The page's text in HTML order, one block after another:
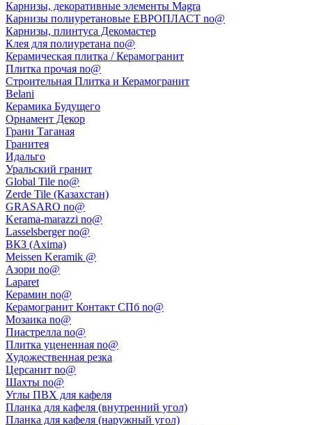
Карнизы, декоративные элементы Magra
Карнизы полиуретановые ЕВРОПЛАСТ no@
Карнизы, плинтуса Декомастер
Клея для полиуретана no@
Керамическая плитка / Керамогранит
Плитка прочая no@
Строительная Плитка и Керамогранит
Belani
Керамика Будущего
Орнамент Декор
Грани Таганая
Гранитея
Идальго
Уральский гранит
Global Tile no@
Zerde Tile (Казахстан)
GRASARO no@
Kerama-marazzi no@
Lasselsberger no@
ВКЗ (Axima)
Meissen Keramik @
Азори no@
Laparet
Керамин no@
Керамогранит Контакт СПб no@
Мозаика no@
Пиастрелла no@
Плитка уцененная no@
Художественная резка
Церсанит no@
Шахты no@
Углы ПВХ для кафеля
Планка для кафеля (внутренний угол)
Планка для кафеля (наружный угол)